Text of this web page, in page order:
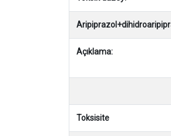
Açıklama:
Toksisite